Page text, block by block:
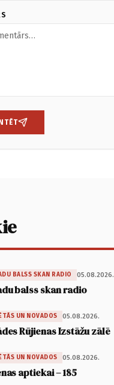
BALSS SKAN RADIO 05.08.2026.
balss skan radio
UN NOVADOS 05.08.2026.
Rūjienas Izstāžu zālē
UN NOVADOS 05.08.2026.
aptiekai – 185